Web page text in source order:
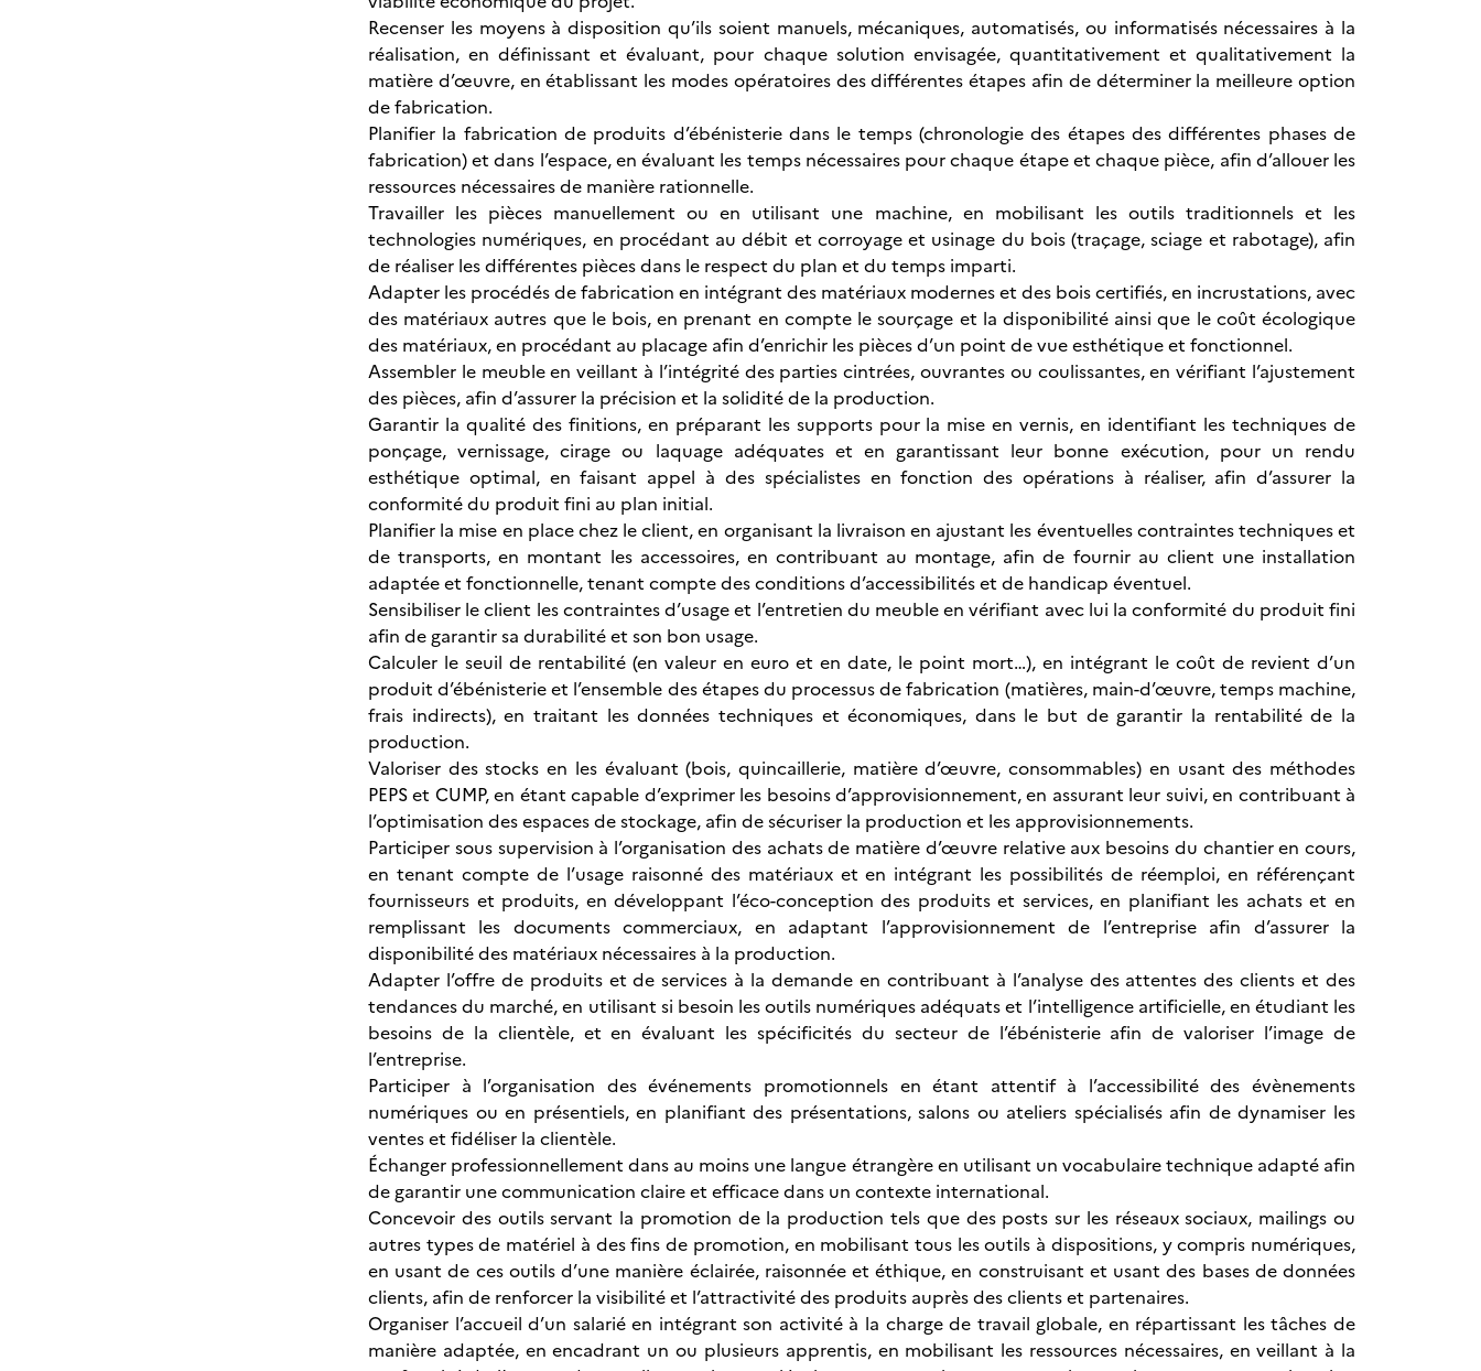
Recenser les moyens à disposition qu’ils soient manuels, mécaniques, automatisés, ou informatisés nécessaires à la
réalisation, en définissant et évaluant, pour chaque solution envisagée, quantitativement et qualitativement la
matière d’œuvre, en établissant les modes opératoires des différentes étapes afin de déterminer la meilleure option
de fabrication.
Planifier la fabrication de produits d’ébénisterie dans le temps (chronologie des étapes des différentes phases de
fabrication) et dans l’espace, en évaluant les temps nécessaires pour chaque étape et chaque pièce, afin d’allouer les
ressources nécessaires de manière rationnelle.
Travailler les pièces manuellement ou en utilisant une machine, en mobilisant les outils traditionnels et les
technologies numériques, en procédant au débit et corroyage et usinage du bois (traçage, sciage et rabotage), afin
de réaliser les différentes pièces dans le respect du plan et du temps imparti.
Adapter les procédés de fabrication en intégrant des matériaux modernes et des bois certifiés, en incrustations, avec
des matériaux autres que le bois, en prenant en compte le sourçage et la disponibilité ainsi que le coût écologique
des matériaux, en procédant au placage afin d’enrichir les pièces d’un point de vue esthétique et fonctionnel.
Assembler le meuble en veillant à l’intégrité des parties cintrées, ouvrantes ou coulissantes, en vérifiant l’ajustement
des pièces, afin d’assurer la précision et la solidité de la production.
Garantir la qualité des finitions, en préparant les supports pour la mise en vernis, en identifiant les techniques de
ponçage, vernissage, cirage ou laquage adéquates et en garantissant leur bonne exécution, pour un rendu
esthétique optimal, en faisant appel à des spécialistes en fonction des opérations à réaliser, afin d’assurer la
conformité du produit fini au plan initial.
Planifier la mise en place chez le client, en organisant la livraison en ajustant les éventuelles contraintes techniques et
de transports, en montant les accessoires, en contribuant au montage, afin de fournir au client une installation
adaptée et fonctionnelle, tenant compte des conditions d’accessibilités et de handicap éventuel.
Sensibiliser le client les contraintes d’usage et l’entretien du meuble en vérifiant avec lui la conformité du produit fini
afin de garantir sa durabilité et son bon usage.
Calculer le seuil de rentabilité (en valeur en euro et en date, le point mort…), en intégrant le coût de revient d’un
produit d’ébénisterie et l’ensemble des étapes du processus de fabrication (matières, main-d’œuvre, temps machine,
frais indirects), en traitant les données techniques et économiques, dans le but de garantir la rentabilité de la
production.
Valoriser des stocks en les évaluant (bois, quincaillerie, matière d’œuvre, consommables) en usant des méthodes
PEPS et CUMP, en étant capable d’exprimer les besoins d’approvisionnement, en assurant leur suivi, en contribuant à
l’optimisation des espaces de stockage, afin de sécuriser la production et les approvisionnements.
Participer sous supervision à l’organisation des achats de matière d’œuvre relative aux besoins du chantier en cours,
en tenant compte de l’usage raisonné des matériaux et en intégrant les possibilités de réemploi, en référençant
fournisseurs et produits, en développant l’éco-conception des produits et services, en planifiant les achats et en
remplissant les documents commerciaux, en adaptant l’approvisionnement de l’entreprise afin d’assurer la
disponibilité des matériaux nécessaires à la production.
Adapter l’offre de produits et de services à la demande en contribuant à l’analyse des attentes des clients et des
tendances du marché, en utilisant si besoin les outils numériques adéquats et l’intelligence artificielle, en étudiant les
besoins de la clientèle, et en évaluant les spécificités du secteur de l’ébénisterie afin de valoriser l’image de
l’entreprise.
Participer à l’organisation des événements promotionnels en étant attentif à l’accessibilité des évènements
numériques ou en présentiels, en planifiant des présentations, salons ou ateliers spécialisés afin de dynamiser les
ventes et fidéliser la clientèle.
Échanger professionnellement dans au moins une langue étrangère en utilisant un vocabulaire technique adapté afin
de garantir une communication claire et efficace dans un contexte international.
Concevoir des outils servant la promotion de la production tels que des posts sur les réseaux sociaux, mailings ou
autres types de matériel à des fins de promotion, en mobilisant tous les outils à dispositions, y compris numériques,
en usant de ces outils d’une manière éclairée, raisonnée et éthique, en construisant et usant des bases de données
clients, afin de renforcer la visibilité et l’attractivité des produits auprès des clients et partenaires.
Organiser l’accueil d’un salarié en intégrant son activité à la charge de travail globale, en répartissant les tâches de
manière adaptée, en encadrant un ou plusieurs apprentis, en mobilisant les ressources nécessaires, en veillant à la